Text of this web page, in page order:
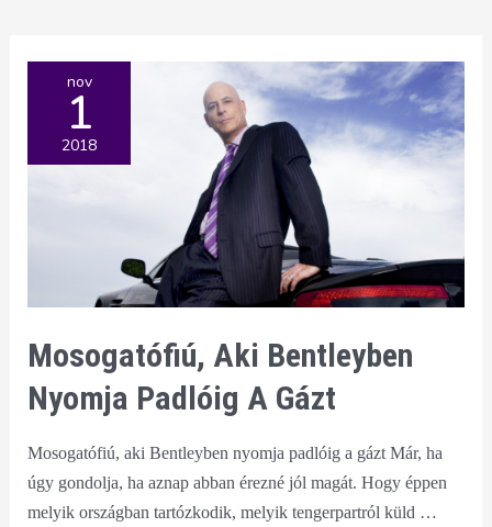
nov
1
2018
Mosogatófiú, Aki Bentleyben
Nyomja Padlóig A Gázt
Mosogatófiú, aki Bentleyben nyomja padlóig a gázt Már, ha
úgy gondolja, ha aznap abban érezné jól magát. Hogy éppen
melyik országban tartózkodik, melyik tengerpartról küld …